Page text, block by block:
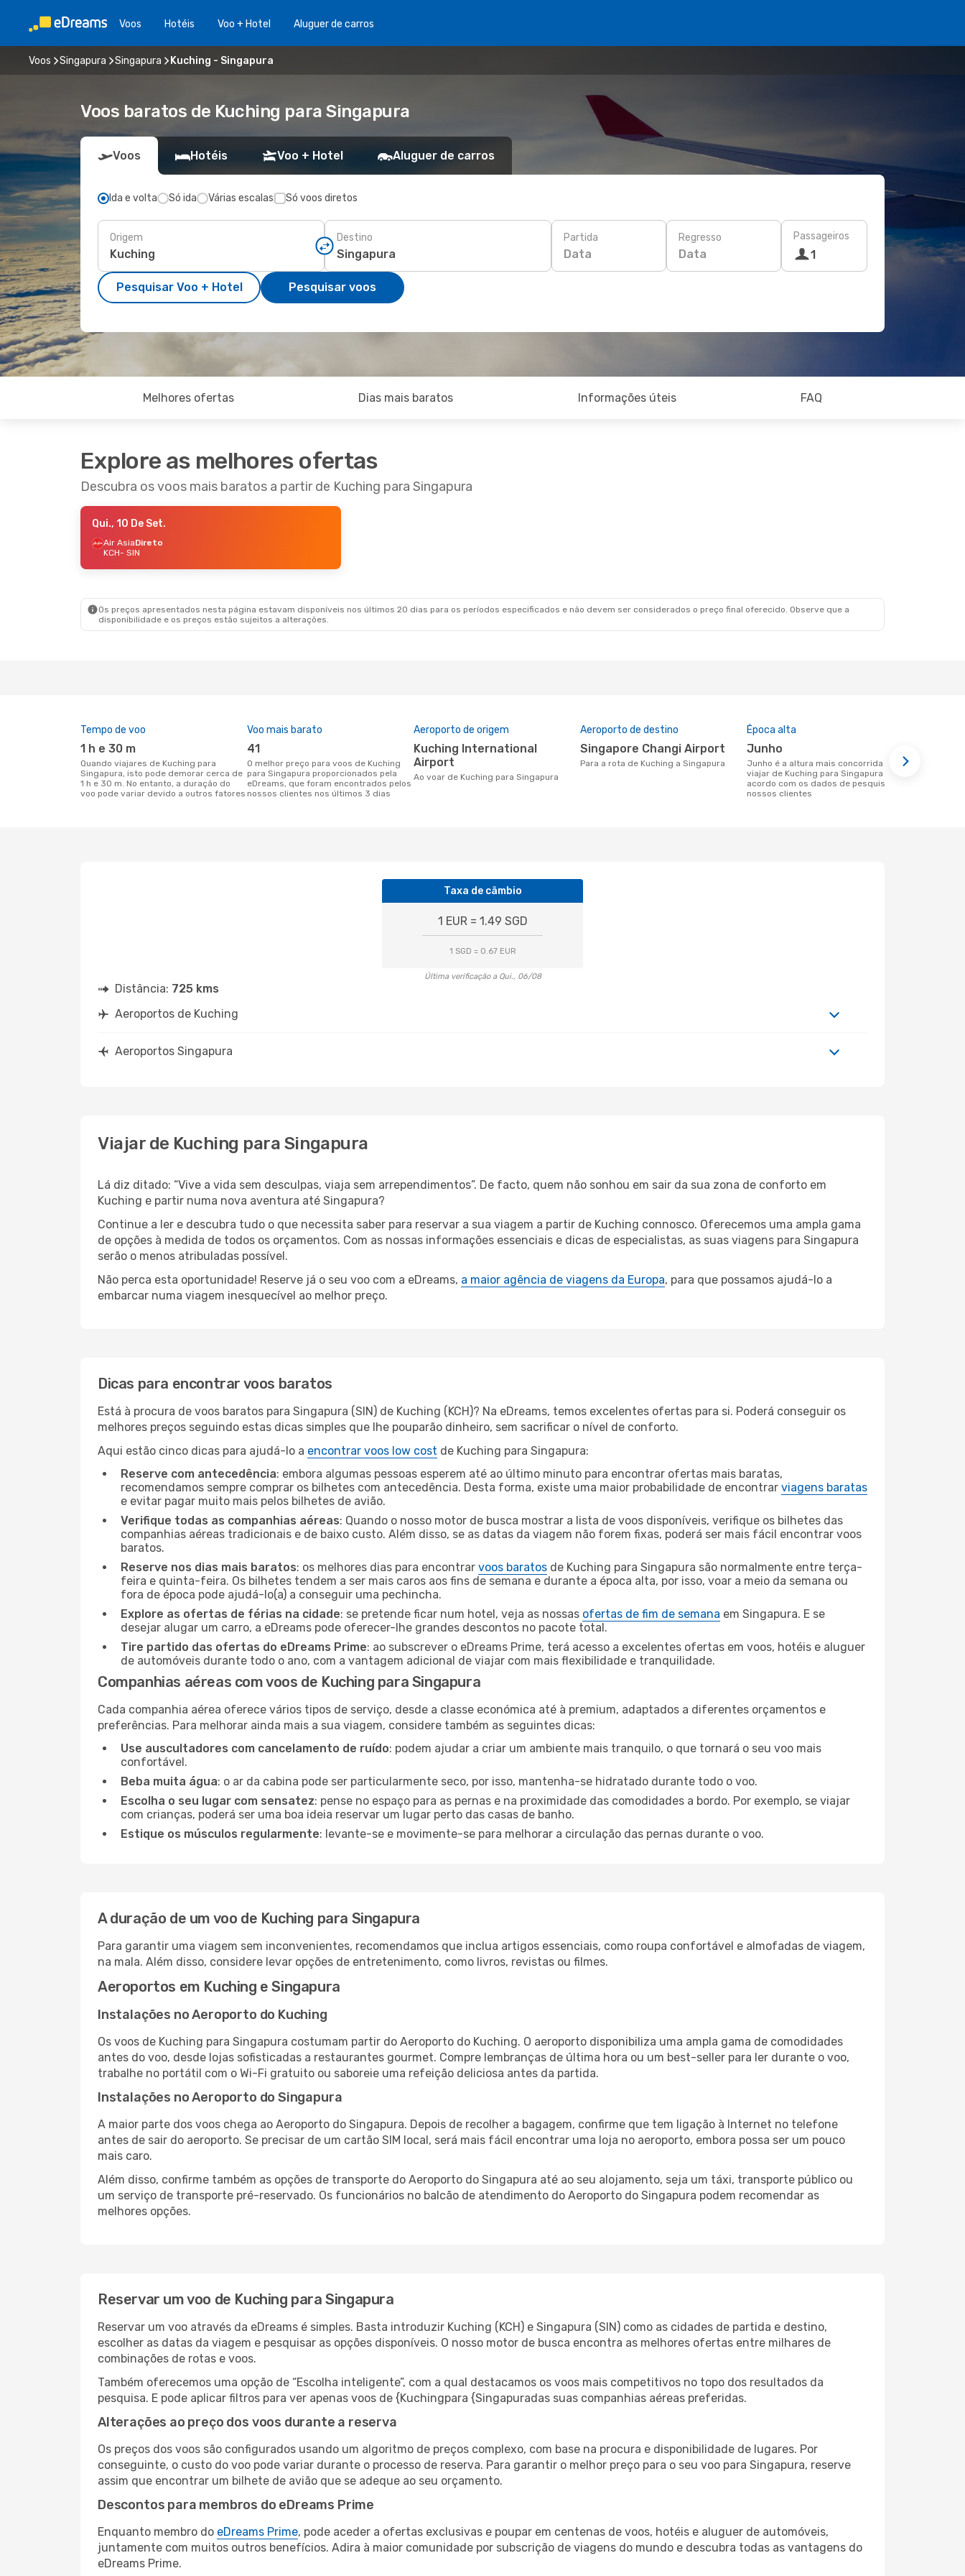
Voos Hotéis Voo + Hotel Aluguer de carros
Voos Singapura Singapura Kuching - Singapura
Voos baratos de Kuching para Singapura
Voos Hotéis Voo + Hotel Aluguer de carros
Ida e volta Só ida Várias escalas Só voos diretos
Origem Destino Partida
Data
Regresso
Data
Passageiros
1
Pesquisar Voo + Hotel Pesquisar voos
Melhores ofertas Dias mais baratos Informações úteis FAQ
Explore as melhores ofertas
Descubra os voos mais baratos a partir de Kuching para Singapura
Qui., 10 De Set.
Air AsiaDireto
KCH- SIN
Os preços apresentados nesta página estavam disponíveis nos últimos 20 dias para os períodos especificados e não devem ser considerados o preço final oferecido. Observe que a
disponibilidade e os preços estão sujeitos a alterações.
Tempo de voo
1 h e 30 m
Quando viajares de Kuching para
Singapura, isto pode demorar cerca de
1 h e 30 m. No entanto, a duração do
voo pode variar devido a outros fatores
Voo mais barato
41
O melhor preço para voos de Kuching
para Singapura proporcionados pela
eDreams, que foram encontrados pelos
nossos clientes nos últimos 3 dias
Aeroporto de origem
Kuching International
Airport
Ao voar de Kuching para Singapura
Aeroporto de destino
Singapore Changi Airport
Para a rota de Kuching a Singapura
Época alta
junho
junho é a altura mais concorrida para
viajar de Kuching para Singapura de
acordo com os dados de pesquisa dos
nossos clientes
Taxa de câmbio
1 EUR = 1.49 SGD
1 SGD = 0.67 EUR
Última verificação a Qui., 06/08
Distância: 725 kms
Aeroportos de Kuching
Aeroportos Singapura
Viajar de Kuching para Singapura
Lá diz ditado: “Vive a vida sem desculpas, viaja sem arrependimentos”. De facto, quem não sonhou em sair da sua zona de conforto em
Kuching e partir numa nova aventura até Singapura?
Continue a ler e descubra tudo o que necessita saber para reservar a sua viagem a partir de Kuching connosco. Oferecemos uma ampla gama
de opções à medida de todos os orçamentos. Com as nossas informações essenciais e dicas de especialistas, as suas viagens para Singapura
serão o menos atribuladas possível.
Não perca esta oportunidade! Reserve já o seu voo com a eDreams, a maior agência de viagens da Europa, para que possamos ajudá-lo a
embarcar numa viagem inesquecível ao melhor preço.
Dicas para encontrar voos baratos
Está à procura de voos baratos para Singapura (SIN) de Kuching (KCH)? Na eDreams, temos excelentes ofertas para si. Poderá conseguir os
melhores preços seguindo estas dicas simples que lhe pouparão dinheiro, sem sacrificar o nível de conforto.
Aqui estão cinco dicas para ajudá-lo a encontrar voos low cost de Kuching para Singapura:
Reserve com antecedência: embora algumas pessoas esperem até ao último minuto para encontrar ofertas mais baratas,
recomendamos sempre comprar os bilhetes com antecedência. Desta forma, existe uma maior probabilidade de encontrar viagens baratas
e evitar pagar muito mais pelos bilhetes de avião.
Verifique todas as companhias aéreas: Quando o nosso motor de busca mostrar a lista de voos disponíveis, verifique os bilhetes das
companhias aéreas tradicionais e de baixo custo. Além disso, se as datas da viagem não forem fixas, poderá ser mais fácil encontrar voos
baratos.
Reserve nos dias mais baratos: os melhores dias para encontrar voos baratos de Kuching para Singapura são normalmente entre terça-
feira e quinta-feira. Os bilhetes tendem a ser mais caros aos fins de semana e durante a época alta, por isso, voar a meio da semana ou
fora de época pode ajudá-lo(a) a conseguir uma pechincha.
Explore as ofertas de férias na cidade: se pretende ficar num hotel, veja as nossas ofertas de fim de semana em Singapura. E se
desejar alugar um carro, a eDreams pode oferecer-lhe grandes descontos no pacote total.
Tire partido das ofertas do eDreams Prime: ao subscrever o eDreams Prime, terá acesso a excelentes ofertas em voos, hotéis e aluguer
de automóveis durante todo o ano, com a vantagem adicional de viajar com mais flexibilidade e tranquilidade.
Companhias aéreas com voos de Kuching para Singapura
Cada companhia aérea oferece vários tipos de serviço, desde a classe económica até à premium, adaptados a diferentes orçamentos e
preferências. Para melhorar ainda mais a sua viagem, considere também as seguintes dicas:
Use auscultadores com cancelamento de ruído: podem ajudar a criar um ambiente mais tranquilo, o que tornará o seu voo mais
confortável.
Beba muita água: o ar da cabina pode ser particularmente seco, por isso, mantenha-se hidratado durante todo o voo.
Escolha o seu lugar com sensatez: pense no espaço para as pernas e na proximidade das comodidades a bordo. Por exemplo, se viajar
com crianças, poderá ser uma boa ideia reservar um lugar perto das casas de banho.
Estique os músculos regularmente: levante-se e movimente-se para melhorar a circulação das pernas durante o voo.
A duração de um voo de Kuching para Singapura
Para garantir uma viagem sem inconvenientes, recomendamos que inclua artigos essenciais, como roupa confortável e almofadas de viagem,
na mala. Além disso, considere levar opções de entretenimento, como livros, revistas ou filmes.
Aeroportos em Kuching e Singapura
Instalações no Aeroporto do Kuching
Os voos de Kuching para Singapura costumam partir do Aeroporto do Kuching. O aeroporto disponibiliza uma ampla gama de comodidades
antes do voo, desde lojas sofisticadas a restaurantes gourmet. Compre lembranças de última hora ou um best-seller para ler durante o voo,
trabalhe no portátil com o Wi-Fi gratuito ou saboreie uma refeição deliciosa antes da partida.
Instalações no Aeroporto do Singapura
A maior parte dos voos chega ao Aeroporto do Singapura. Depois de recolher a bagagem, confirme que tem ligação à Internet no telefone
antes de sair do aeroporto. Se precisar de um cartão SIM local, será mais fácil encontrar uma loja no aeroporto, embora possa ser um pouco
mais caro.
Além disso, confirme também as opções de transporte do Aeroporto do Singapura até ao seu alojamento, seja um táxi, transporte público ou
um serviço de transporte pré-reservado. Os funcionários no balcão de atendimento do Aeroporto do Singapura podem recomendar as
melhores opções.
Reservar um voo de Kuching para Singapura
Reservar um voo através da eDreams é simples. Basta introduzir Kuching (KCH) e Singapura (SIN) como as cidades de partida e destino,
escolher as datas da viagem e pesquisar as opções disponíveis. O nosso motor de busca encontra as melhores ofertas entre milhares de
combinações de rotas e voos.
Também oferecemos uma opção de “Escolha inteligente”, com a qual destacamos os voos mais competitivos no topo dos resultados da
pesquisa. E pode aplicar filtros para ver apenas voos de {Kuchingpara {Singapuradas suas companhias aéreas preferidas.
Alterações ao preço dos voos durante a reserva
Os preços dos voos são configurados usando um algoritmo de preços complexo, com base na procura e disponibilidade de lugares. Por
conseguinte, o custo do voo pode variar durante o processo de reserva. Para garantir o melhor preço para o seu voo para Singapura, reserve
assim que encontrar um bilhete de avião que se adeque ao seu orçamento.
Descontos para membros do eDreams Prime
Enquanto membro do eDreams Prime, pode aceder a ofertas exclusivas e poupar em centenas de voos, hotéis e aluguer de automóveis,
juntamente com muitos outros benefícios. Adira à maior comunidade por subscrição de viagens do mundo e descubra todas as vantagens do
eDreams Prime.